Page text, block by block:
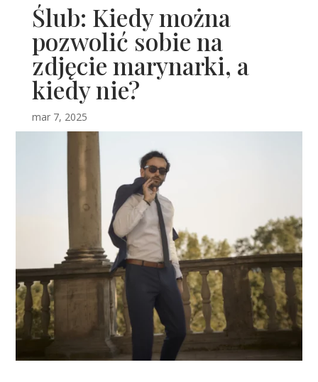
Ślub: Kiedy można
pozwolić sobie na
zdjęcie marynarki, a
kiedy nie?
mar 7, 2025